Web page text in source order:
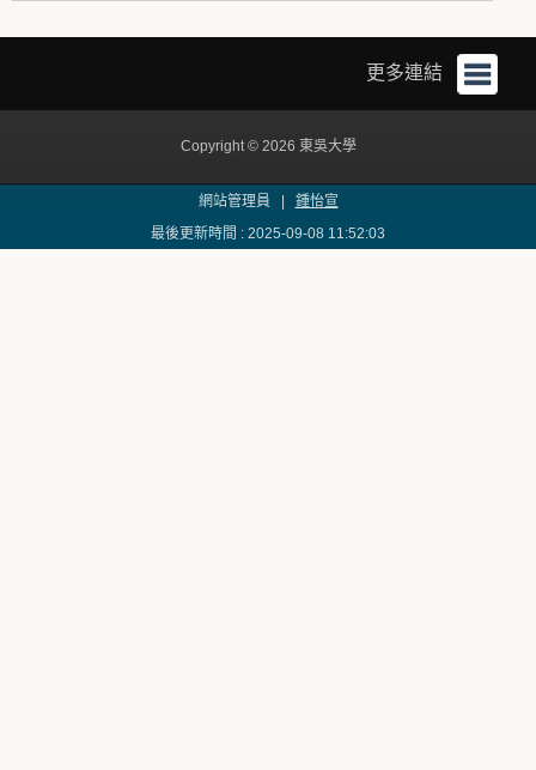
更多連結
Copyright © 2026 東吳大學
網站管理員 | 鍾怡宣
最後更新時間 : 2025-09-08 11:52:03